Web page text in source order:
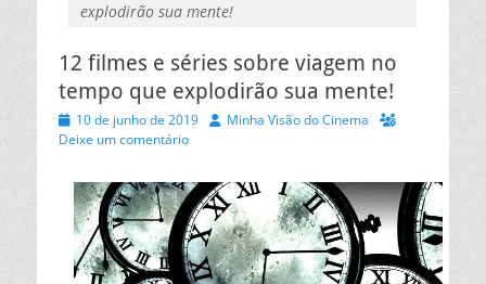
explodirão sua mente!
12 filmes e séries sobre viagem no
tempo que explodirão sua mente!
Posted
on
10 de junho de 2019 AutorMinha Visão do Cinema
Deixe um comentário